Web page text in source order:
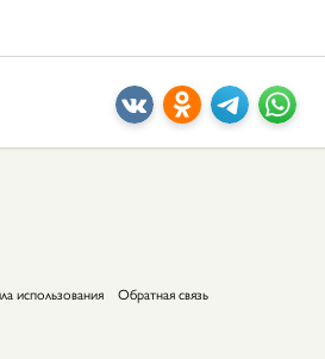
использования Обратная связь